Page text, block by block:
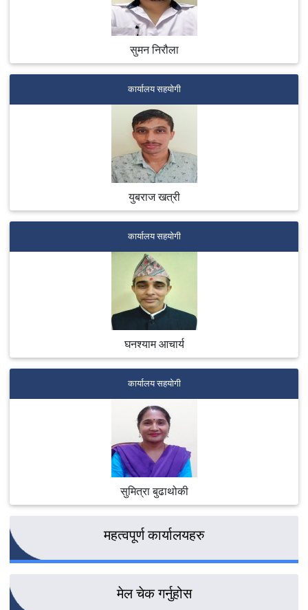
सुमन निरौला
कार्यालय सहयोगी
युबराज खत्री
कार्यालय सहयोगी
घनश्याम आचार्य
कार्यालय सहयोगी
सुमित्रा बुढाथोकी
महत्वपूर्ण कार्यालयहरु
मेल चेक गर्नुहोस